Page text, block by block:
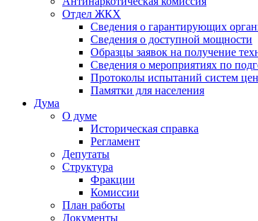
Отдел ЖКХ
Сведения о гарантирующих
Сведения о доступной мощности
Образцы заявок на получение
Сведения о мероприятиях по
Протоколы испытаний систем
Памятки для населения
Дума
О думе
Историческая справка
Регламент
Депутаты
Структура
Фракции
Комиссии
План работы
Документы